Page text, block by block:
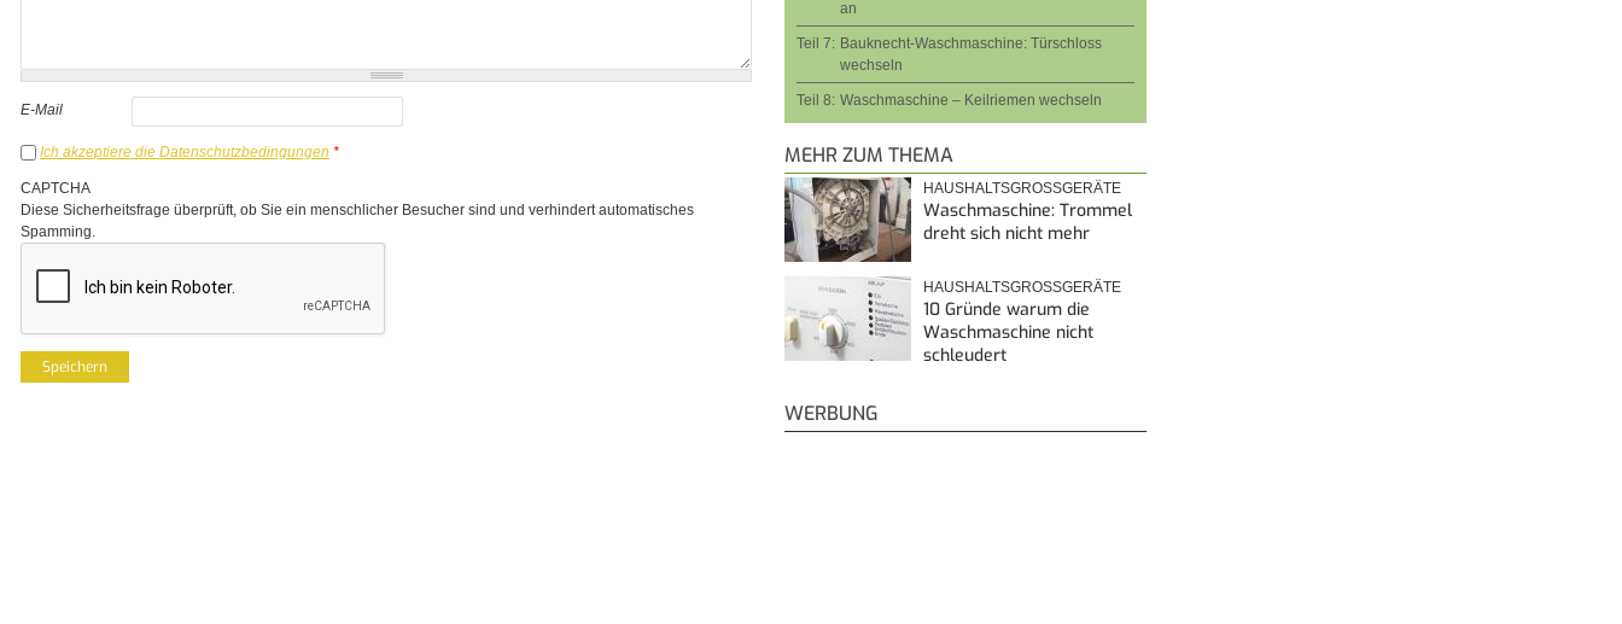
E-Mail
Ich akzeptiere die Datenschutzbedingungen *
CAPTCHA
Diese Sicherheitsfrage überprüft, ob Sie ein menschlicher Besucher sind und verhindert automatisches
Spamming.
an
Teil 7: Bauknecht-Waschmaschine: Türschloss
wechseln
Teil 8: Waschmaschine – Keilriemen wechseln
MEHR ZUM THEMA
HAUSHALTSGROSSGERÄTE
Waschmaschine: Trommel
dreht sich nicht mehr
HAUSHALTSGROSSGERÄTE
10 Gründe warum die
Waschmaschine nicht
schleudert
WERBUNG